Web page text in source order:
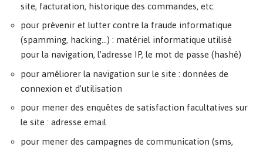
site, facturation, historique des commandes, etc.
pour prévenir et lutter contre la fraude informatique
(spamming, hacking…) : matériel informatique utilisé
pour la navigation, l’adresse IP, le mot de passe (hashé)
pour améliorer la navigation sur le site : données de
connexion et d’utilisation
pour mener des enquêtes de satisfaction facultatives sur
le site : adresse email
pour mener des campagnes de communication (sms,